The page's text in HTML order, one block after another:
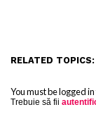
RELATED TOPICS:
You must be logged
Trebuie să fii